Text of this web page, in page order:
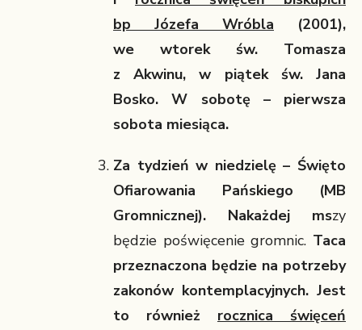
bp Józefa Wróbla (2001),
we wtorekśw. Tomasza
z Akwinu, w piątek św. Jana
Bosko. W sobotę – pierwsza
sobota miesiąca.
Za tydzień w niedzielę – Święto
Ofiarowania Pańskiego (MB
Gromnicznej). Nakażdej mszy
będzie poświęcenie gromnic. Taca
przeznaczona będzie na potrzeby
zakonów kontemplacyjnych. Jest
to również rocznica święceń